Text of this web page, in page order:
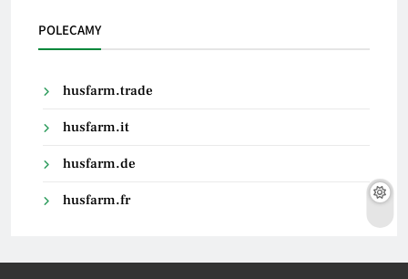
POLECAMY
husfarm.trade
husfarm.it
husfarm.de
husfarm.fr